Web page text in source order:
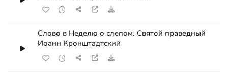
Слово в Неделю о слепом. Святой праведный
Иоанн Кронштадтский